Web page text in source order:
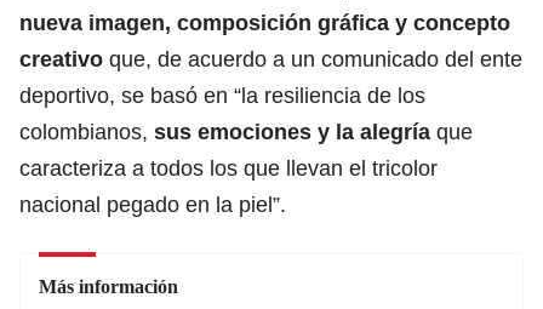
nueva imagen, composición gráfica y concepto
creativo que, de acuerdo a un comunicado del ente
deportivo, se basó en “la resiliencia de los
colombianos, sus emociones y la alegría que
caracteriza a todos los que llevan el tricolor
nacional pegado en la piel”.
Más información